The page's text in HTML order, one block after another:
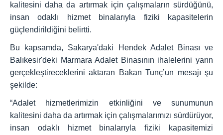
kalitesini daha da artırmak için çalışmaların sürdüğünü,
insan odaklı hizmet binalarıyla fiziki kapasitelerin
güçlendirildiğini belirtti.
Bu kapsamda, Sakarya'daki Hendek Adalet Binası ve
Balıkesir'deki Marmara Adalet Binasının ihalelerini yarın
gerçekleştireceklerini aktaran Bakan Tunç’un mesajı şu
şekilde:
“Adalet hizmetlerimizin etkinliğini ve sunumunun
kalitesini daha da artırmak için çalışmalarımızı sürdürüyor,
insan odaklı hizmet binalarıyla fiziki kapasitemizi